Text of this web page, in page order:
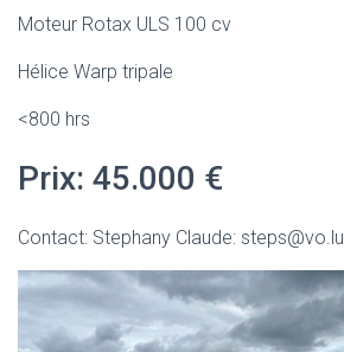
Moteur Rotax ULS 100 cv
Hélice Warp tripale
<800 hrs
Prix: 45.000 €
Contact: Stephany Claude: steps@vo.lu